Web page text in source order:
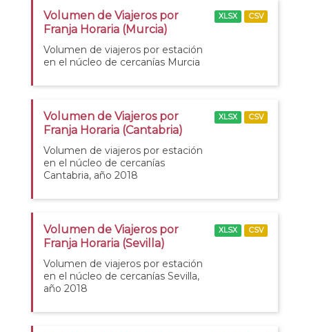
Volumen de Viajeros por
Franja Horaria (Murcia)
Volumen de viajeros por estación
en el núcleo de cercanías Murcia
XLSX CSV
Volumen de Viajeros por
Franja Horaria (Cantabria)
Volumen de viajeros por estación
en el núcleo de cercanías
Cantabria, año 2018
XLSX CSV
Volumen de Viajeros por
Franja Horaria (Sevilla)
Volumen de viajeros por estación
en el núcleo de cercanías Sevilla,
año 2018
XLSX CSV